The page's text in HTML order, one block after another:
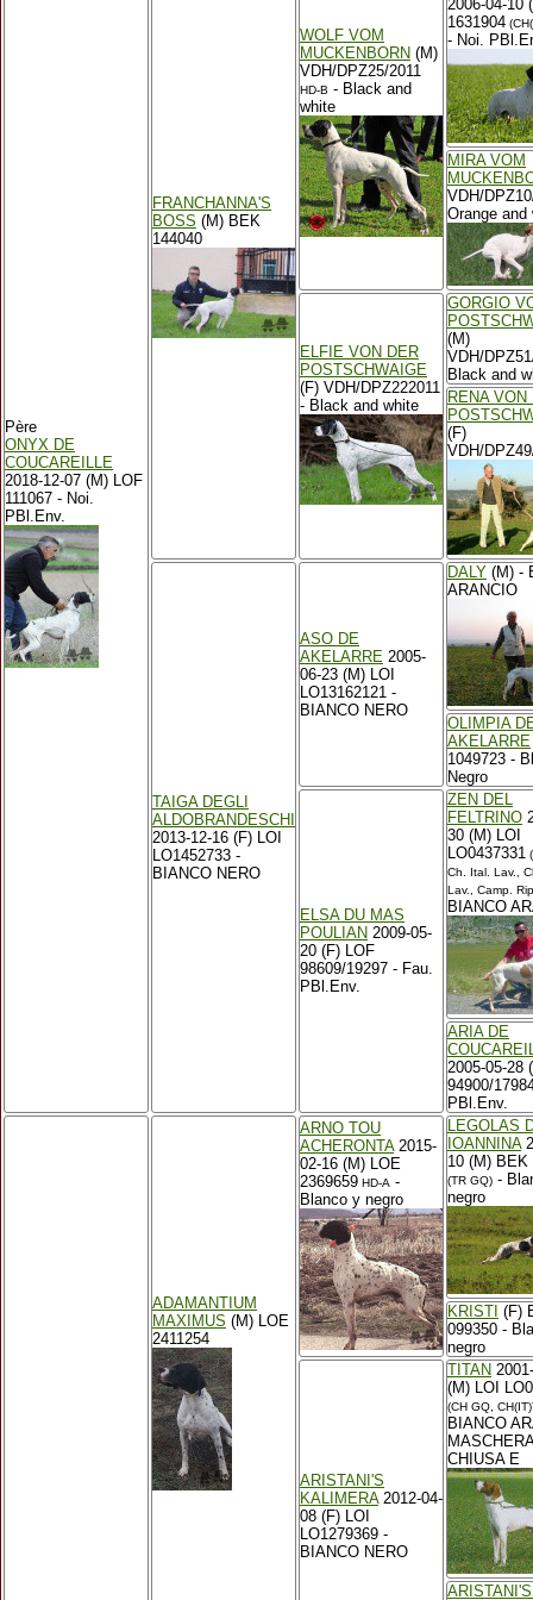
Père
ONYX DE
COUCAREILLE
2018-12-07 (M) LOF
111067 - Noi.
PBl.Env.
FRANCHANNA'S
BOSS (M) BEK
144040
WOLF VOM
MUCKENBORN (M)
VDH/DPZ25/2011
HD-B - Black and
white
2006-04-10
1631904
- Noi.
MIRA VOM
VDH/
Orange and
ELFIE VON DER
POSTSCHWAIGE
(F) VDH/DPZ222011
- Black and white
GORGIO
(M)
VDH/
Black and
RENA VON
(F)
VDH/
TAIGA DEGLI
ALDOBRANDESCHI
2013-12-16 (F) LOI
LO1452733 -
BIANCO NERO
ASO DE
AKELARRE 2005-
06-23 (M) LOI
LO13162121 -
BIANCO NERO
DALY (M) -
ARANCIO
OLIMPIA
AKELARRE
1049723 -
Negro
ELSA DU MAS
POULIAN 2009-05-
20 (F) LOF
98609/19297 - Fau.
PBl.Env.
ZEN DEL
FELTRINO
30 (M) LOI
LO0437331
Ch. Ital. Lav.,
Lav., Camp.
BIANCO
ARIA DE
2005-05-28
94900/
PBl.Env.
ADAMANTIUM
MAXIMUS (M) LOE
2411254
ARNO TOU
ACHERONTA2015-
02-16 (M) LOE
2369659 HD-A -
Blanco y negro
LEGOLAS
IOANNINA
10 (M) BEK
(TR GQ) -
negro
KRISTI (F)
099350 -
negro
ARISTANI'S
KALIMERA2012-04-
08 (F) LOI
LO1279369 -
BIANCO NERO
TITAN
(M) LOI
(CH GQ,
BIANCO
CHIUSA E